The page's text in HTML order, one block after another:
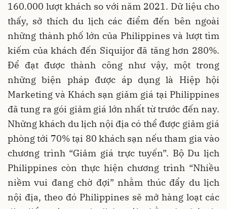
160.000 lượt khách so với năm 2021. Dữ liệu cho
thấy, sở thích du lịch các điểm đến bên ngoài
những thành phố lớn của Philippines và lượt tìm
kiếm của khách đến Siquijor đã tăng hơn 280%.
Để đạt được thành công như vậy, một trong
những biện pháp được áp dụng là Hiệp hội
Marketing và Khách sạn giảm giá tại Philippines
đã tung ra gói giảm giá lớn nhất từ trước đến nay.
Những khách du lịch nội địa có thể được giảm giá
phòng tới 70% tại 80 khách sạn nếu tham gia vào
chương trình “Giảm giá trực tuyến”. Bộ Du lịch
Philippines còn thực hiện chương trình “Nhiều
niềm vui đang chờ đợi” nhằm thúc đẩy du lịch
nội địa, theo đó Philippines sẽ mở hàng loạt các